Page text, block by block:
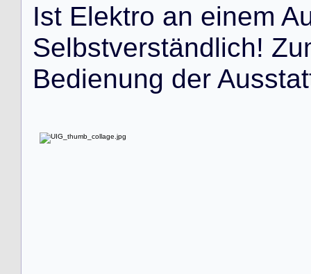
Ist Elektro an einem A
Selbstverständlich! Zu
Bedienung der Ausstat